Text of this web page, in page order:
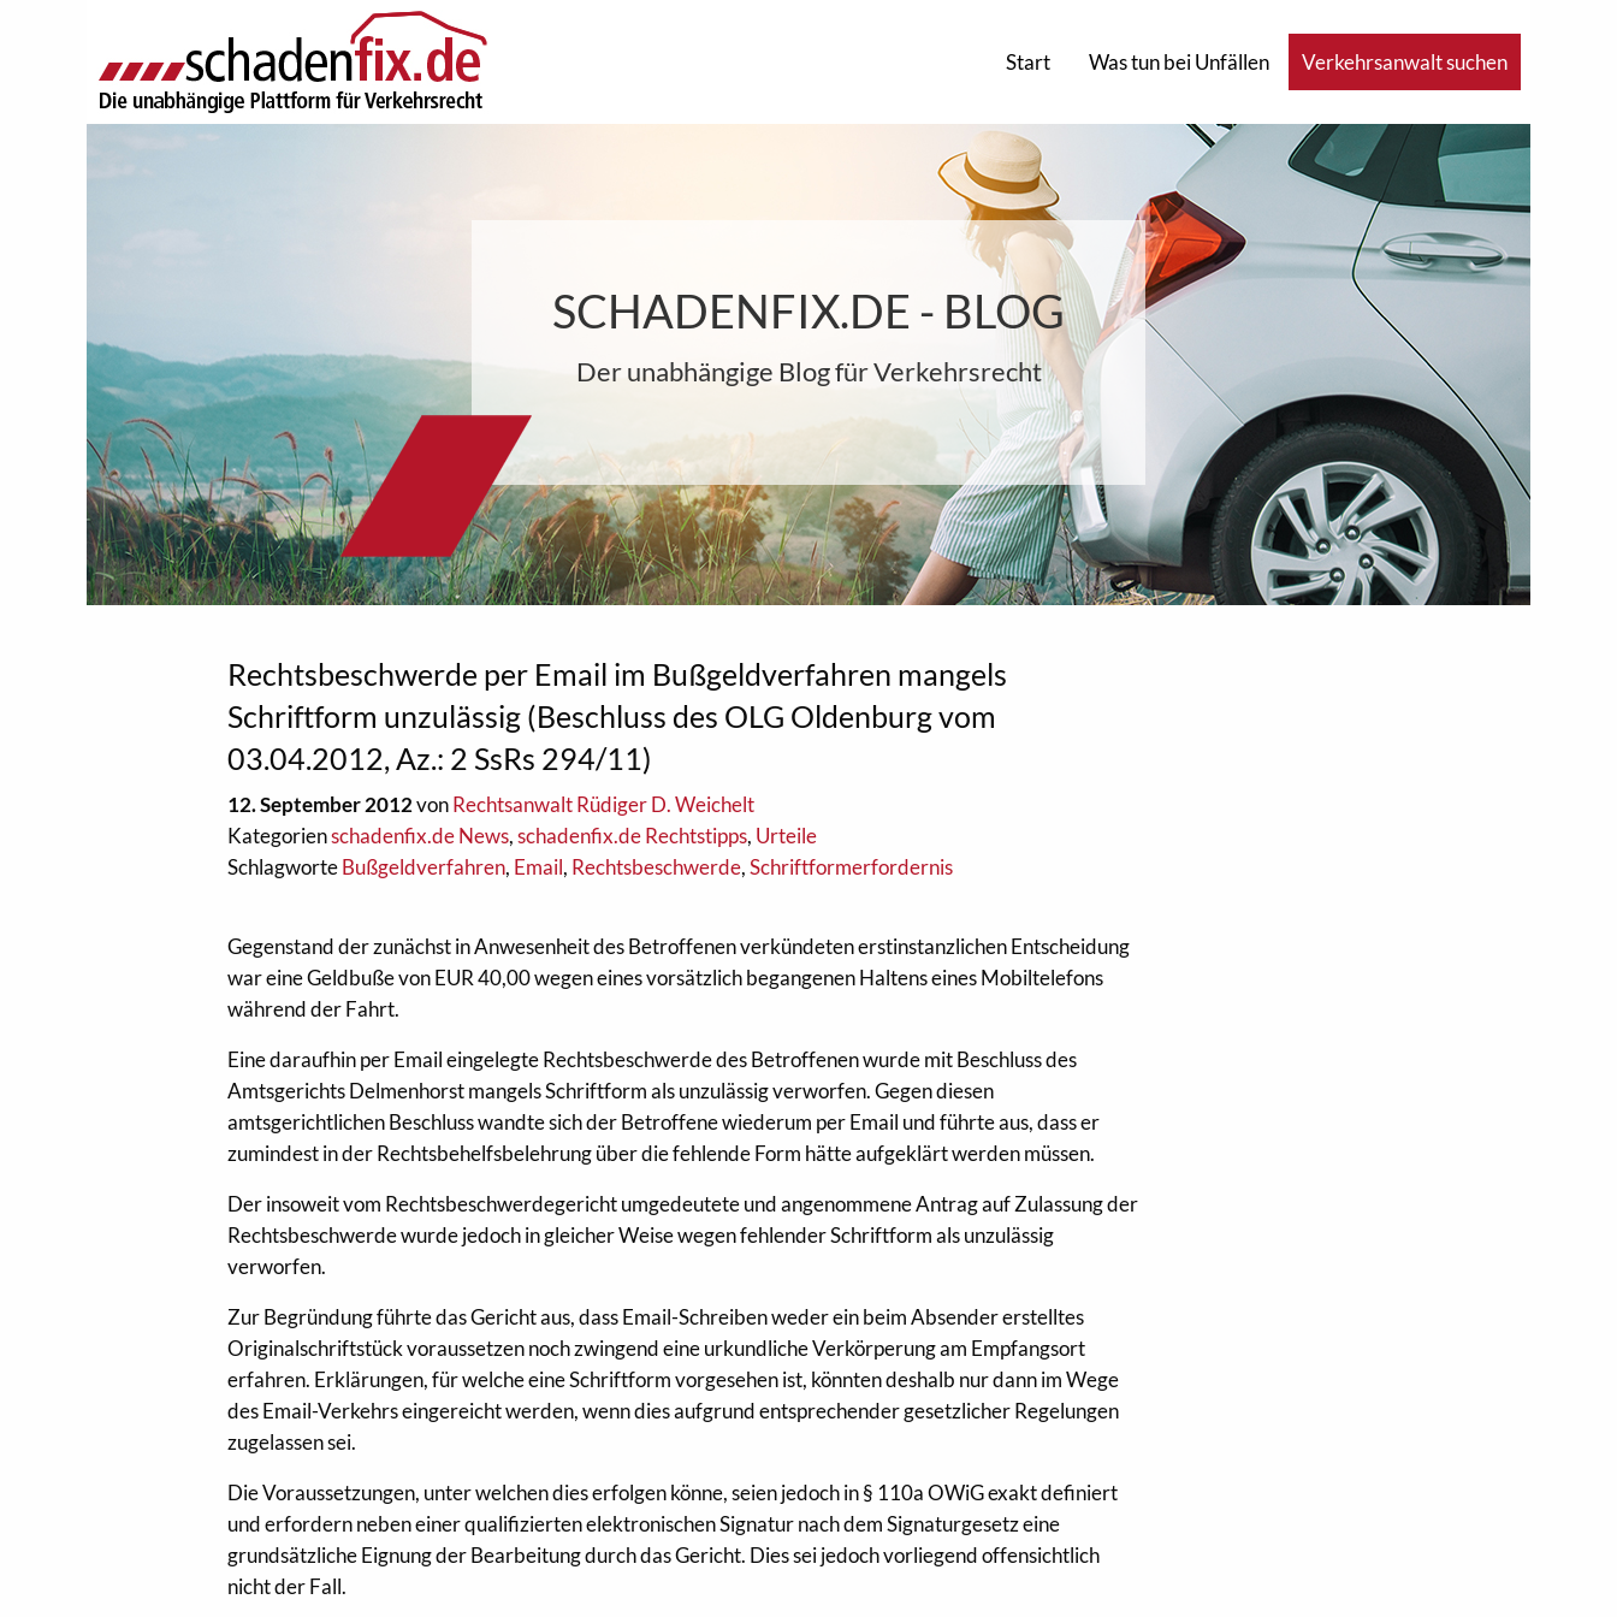
Start Was tun bei Unfällen Verkehrsanwalt suchen
SCHADENFIX.DE - BLOG
Der unabhängige Blog für Verkehrsrecht
Rechtsbeschwerde per Email im Bußgeldverfahren mangels
Schriftform unzulässig (Beschluss des OLG Oldenburg vom
03.04.2012, Az.: 2 SsRs 294/11)
12. September 2012vonRechtsanwalt Rüdiger D. Weichelt
Kategorienschadenfix.de News,schadenfix.de Rechtstipps, Urteile
SchlagworteBußgeldverfahren, Email, Rechtsbeschwerde,Schriftformerfordernis
Gegenstand der zunächst in Anwesenheit des Betroffenen verkündeten erstinstanzlichen Entscheidung
war eine Geldbuße von EUR 40,00 wegen eines vorsätzlich begangenen Haltens eines Mobiltelefons
während der Fahrt.
Eine daraufhin per Email eingelegte Rechtsbeschwerde des Betroffenen wurde mit Beschluss des
Amtsgerichts Delmenhorst mangels Schriftform als unzulässig verworfen. Gegen diesen
amtsgerichtlichen Beschluss wandte sich der Betroffene wiederum per Email und führte aus, dass er
zumindest in der Rechtsbehelfsbelehrung über die fehlende Form hätte aufgeklärt werden müssen.
Der insoweit vom Rechtsbeschwerdegericht umgedeutete und angenommene Antrag auf Zulassung der
Rechtsbeschwerde wurde jedoch in gleicher Weise wegen fehlender Schriftform als unzulässig
verworfen.
Zur Begründung führte das Gericht aus, dass Email-Schreiben weder ein beim Absender erstelltes
Originalschriftstück voraussetzen noch zwingend eine urkundliche Verkörperung am Empfangsort
erfahren. Erklärungen, für welche eine Schriftform vorgesehen ist, könnten deshalb nur dann im Wege
des Email-Verkehrs eingereicht werden, wenn dies aufgrund entsprechender gesetzlicher Regelungen
zugelassen sei.
Die Voraussetzungen, unter welchen dies erfolgen könne, seien jedoch in § 110a OWiG exakt definiert
und erfordern neben einer qualifizierten elektronischen Signatur nach dem Signaturgesetz eine
grundsätzliche Eignung der Bearbeitung durch das Gericht. Dies sei jedoch vorliegend offensichtlich
nicht der Fall.